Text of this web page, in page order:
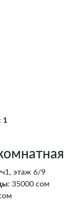
1
этаж 6/9
: 35000 сом